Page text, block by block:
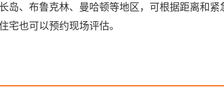
岛、布鲁克林、曼哈顿等地区，可根据距离和
宅也可以预约现场评估。